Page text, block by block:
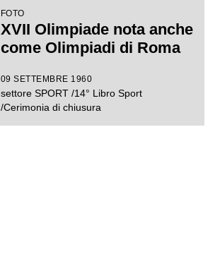
FOTO
XVII Olimpiade nota anche
come Olimpiadi di Roma
09 SETTEMBRE 1960
settore SPORT /14° Libro Sport
/Cerimonia di chiusura